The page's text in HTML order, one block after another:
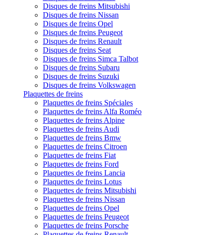
Disques de freins Mitsubishi
Disques de freins Nissan
Disques de freins Opel
Disques de freins Peugeot
Disques de freins Renault
Disques de freins Seat
Disques de freins Simca Talbot
Disques de freins Subaru
Disques de freins Suzuki
Disques de freins Volkswagen
Plaquettes de freins
Plaquettes de freins Spéciales
Plaquettes de freins Alfa Roméo
Plaquettes de freins Alpine
Plaquettes de freins Audi
Plaquettes de freins Bmw
Plaquettes de freins Citroen
Plaquettes de freins Fiat
Plaquettes de freins Ford
Plaquettes de freins Lancia
Plaquettes de freins Lotus
Plaquettes de freins Mitsubishi
Plaquettes de freins Nissan
Plaquettes de freins Opel
Plaquettes de freins Peugeot
Plaquettes de freins Porsche